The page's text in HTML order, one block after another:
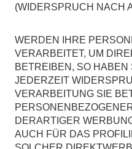
(WIDERSPRUCH NACH
WERDEN IHRE
VERARBEITET, UM
BETREIBEN, SO HABEN
JEDERZEIT
VERARBEITUNG SIE
DERARTIGER
AUCH FÜR DAS